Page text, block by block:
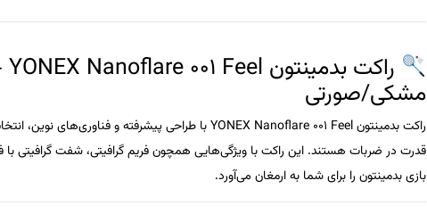
مشکی/صورتی
راکت بدمینتونYONEX Nanoflare 001 Feelبا طراحی پیشرفته و فناوری‌های نوین،
قدرت در ضربات هستند. این راکت با ویژگی‌هایی همچون فریم گرافیتی، شفت گرافیتی با
بازی بدمینتون را برای شما به ارمغان می‌آورد.